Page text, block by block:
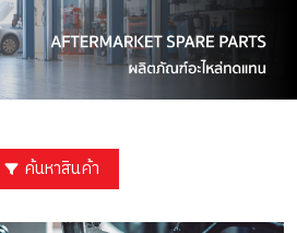
ค้นหาสินค้า